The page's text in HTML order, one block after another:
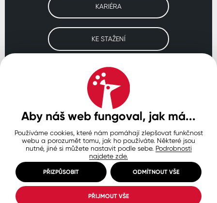
KARIÉRA
KE STAŽENÍ
Navštivte naše pobočky
SLOVENSKO POLSKO
Ochrana osobních údajů
Zásady používání souborů cookie
Nastavení cookies
© Copyright 2026 COLORLAK
Created by inCUBE
Aby náš web fungoval, jak má...
Používáme cookies, které nám pomáhají zlepšovat funkčnost
webu a porozumět tomu, jak ho používáte. Některé jsou
nutné, jiné si můžete nastavit podle sebe. Podrobnosti
najdete zde.
PŘIZPŮSOBIT ODMÍTNOUT VŠE
PŘIJMOUT VŠE